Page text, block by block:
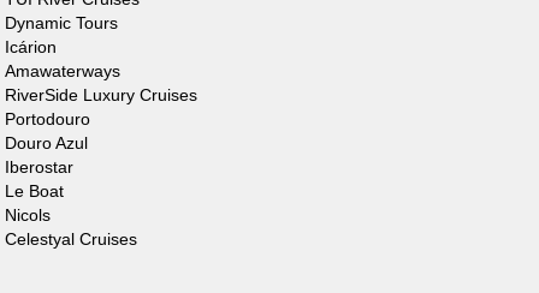
Dynamic Tours
Icárion
Amawaterways
RiverSide Luxury Cruises
Portodouro
Douro Azul
Iberostar
Le Boat
Nicols
Celestyal Cruises